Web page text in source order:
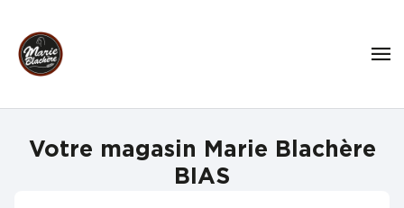
Votre magasin Marie Blachère
BIAS